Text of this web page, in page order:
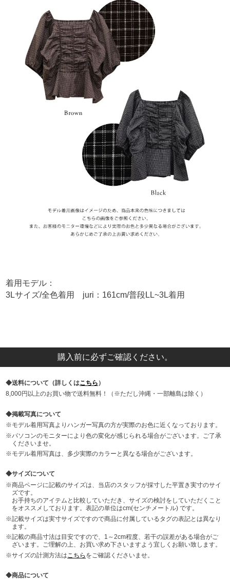
着用モデル：
3Lサイズ/全色着用 juri：161cm/普段LL~3L着用
購入前に必ずご確認ください。
送料について（詳しくはこちら ）
8,000円以上のお買い物で送料無料！（※ただし沖縄・一部離島は除く）
掲載写真について
モデル着用写真よりハンガー写真の方が実際のお色に近くなっております。
パソコンのモニターにより色の変化が感じられる場合がございます。ご了承
くださいませ。
モデル着用写真は、多少実際のカラーと異なる場合がございます。
サイズについて
商品ページに記載のサイズは、当店のスタッフが採寸した平置き実寸のサイ
ズです。
お手持ちのアイテムと比較していただき、サイズの検討をしていただくこと
をオススメしております。表記の単位はcm(センチメートル) です。
記載サイズは実寸サイズですので商品に付属しているタグの表記とは異なり
ます。
記載の商品寸法は目安ですので、1～2cm程度、若干の誤差がある場合がご
ざいます。ご理解の上、お買い求め下さいますよう宜しくお願い致します。
サイズの計測方法は こちら をご確認くださいませ。
商品について